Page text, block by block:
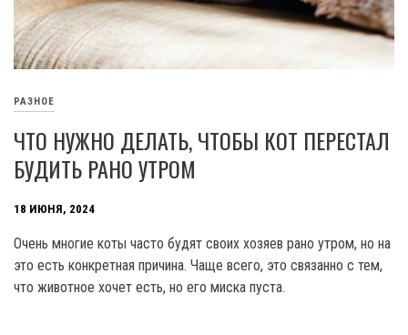
РАЗНОЕ
ЧТО НУЖНО ДЕЛАТЬ, ЧТОБЫ КОТ ПЕРЕСТАЛ
БУДИТЬ РАНО УТРОМ
18 ИЮНЯ, 2024
Очень многие коты часто будят своих хозяев рано утром, но на
это есть конкретная причина. Чаще всего, это связанно с тем,
что животное хочет есть, но его миска пуста.